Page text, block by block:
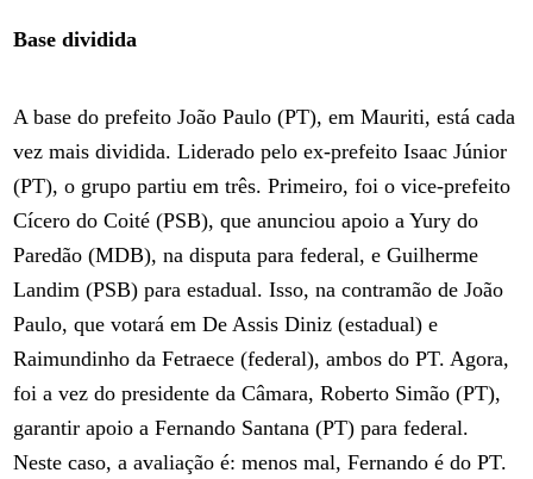
Base dividida
A base do prefeito João Paulo (PT), em Mauriti, está cada
vez mais dividida. Liderado pelo ex-prefeito Isaac Júnior
(PT), o grupo partiu em três. Primeiro, foi o vice-prefeito
Cícero do Coité (PSB), que anunciou apoio a Yury do
Paredão (MDB), na disputa para federal, e Guilherme
Landim (PSB) para estadual. Isso, na contramão de João
Paulo, que votará em De Assis Diniz (estadual) e
Raimundinho da Fetraece (federal), ambos do PT. Agora,
foi a vez do presidente da Câmara, Roberto Simão (PT),
garantir apoio a Fernando Santana (PT) para federal.
Neste caso, a avaliação é: menos mal, Fernando é do PT.